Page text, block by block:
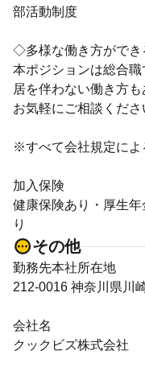
部活動制度
◇多様な働き方がで
本ポジションは総合
居を伴わない働き方も
お気軽にご相談くださ
※すべて会社規定によ
加入保険
健康保険あり・厚生
り
その他
勤務先本社所在地
212-0016 神奈川県川
会社名
クックビズ株式会社